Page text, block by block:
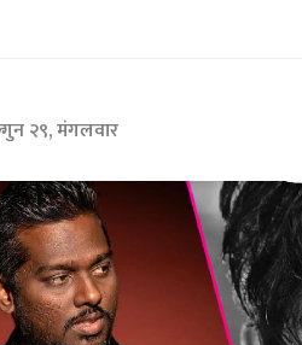
२९, मंगलवार